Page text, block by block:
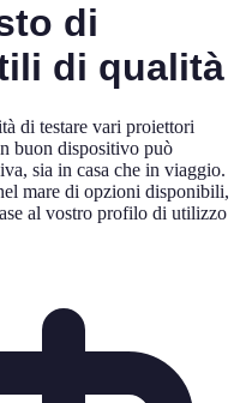
di
di qualità
di testare vari proiettori
buon dispositivo può
sia in casa che in viaggio.
mare di opzioni disponibili,
al vostro profilo di utilizzo